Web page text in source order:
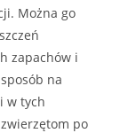
Można go
zapachów i
na
w tych
po